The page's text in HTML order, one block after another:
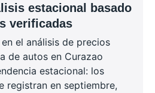
estacional basado
verificadas
el análisis de precios
de autos en Curazao
estacional: los
registran en septiembre,